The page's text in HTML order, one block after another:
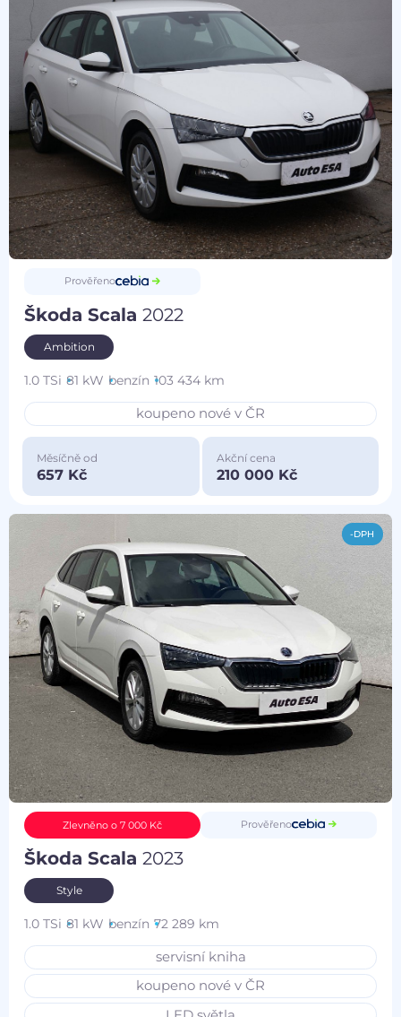
Prověřeno
Škoda Scala2022
Ambition
1.0 TSi 81 kW benzín 103 434 km
koupeno nové v ČR
Měsíčně od
657 Kč
Akční cena
210 000 Kč
-DPH
Zlevněno o 7 000 Kč Prověřeno
Škoda Scala2023
Style
1.0 TSi 81 kW benzín 72 289 km
servisní kniha
koupeno nové v ČR